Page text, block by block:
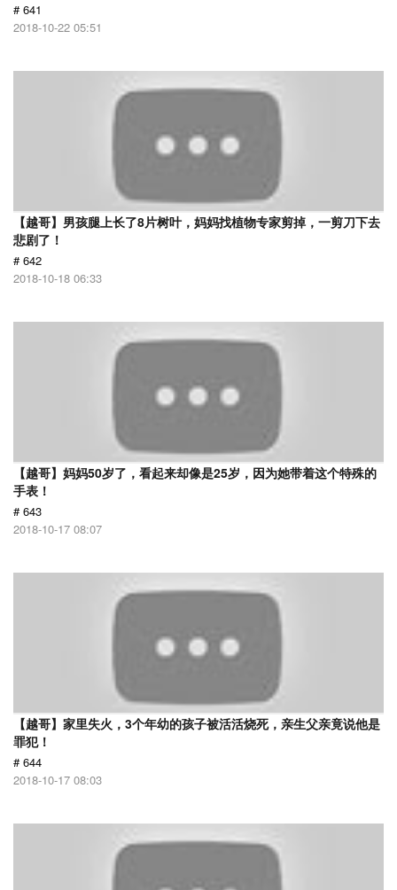
# 641
2018-10-22 05:51
【越哥】男孩腿上长了8片树叶，妈妈找植物专家剪掉，一剪刀下去
悲剧了！
# 642
2018-10-18 06:33
【越哥】妈妈50岁了，看起来却像是25岁，因为她带着这个特殊的
手表！
# 643
2018-10-17 08:07
【越哥】家里失火，3个年幼的孩子被活活烧死，亲生父亲竟说他是
罪犯！
# 644
2018-10-17 08:03